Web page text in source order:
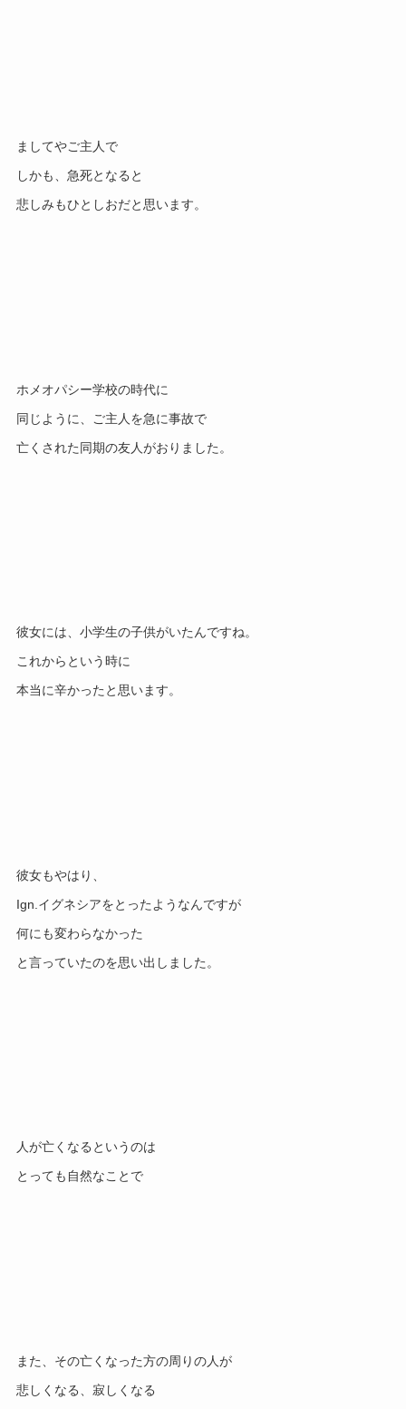
ましてやご主人で
しかも、急死となると
悲しみもひとしおだと思います。
ホメオパシー学校の時代に
同じように、ご主人を急に事故で
亡くされた同期の友人がおりました。
彼女には、小学生の子供がいたんですね。
これからという時に
本当に辛かったと思います。
彼女もやはり、
Ign.イグネシアをとったようなんですが
何にも変わらなかった
と言っていたのを思い出しました。
人が亡くなるというのは
とっても自然なことで
また、その亡くなった方の周りの人が
悲しくなる、寂しくなる